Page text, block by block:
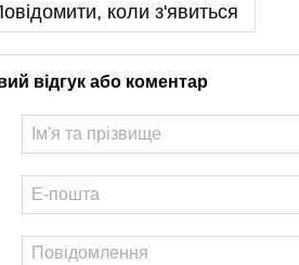
коли з'явиться
відгук або коментар